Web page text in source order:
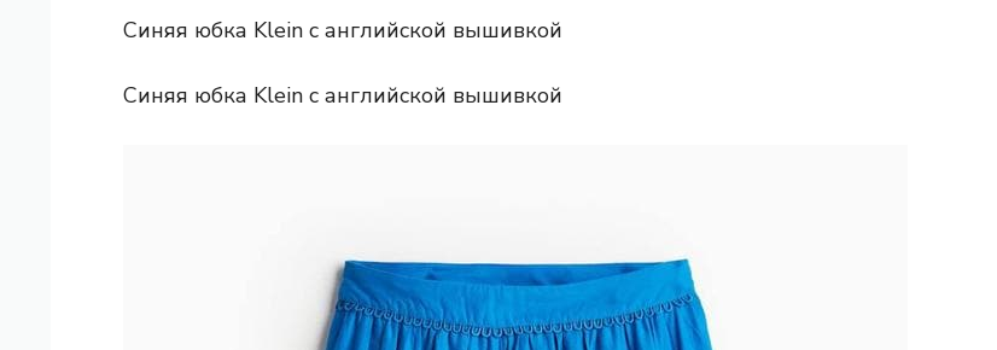
Синяя юбка Klein с английской вышивкой
Синяя юбка Klein с английской вышивкой